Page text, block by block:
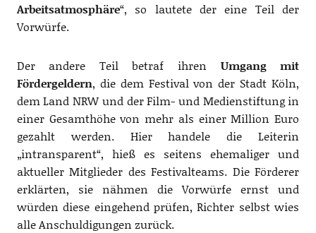
Arbeitsatmosphäre“, so lautete der eine Teil der
Vorwürfe.
Der andere Teil betraf ihren Umgang mit
Fördergeldern, die dem Festival von der Stadt Köln,
dem Land NRW und der Film- und Medienstiftung in
einer Gesamthöhe von mehr als einer Million Euro
gezahlt werden. Hier handele die Leiterin
„intransparent“, hieß es seitens ehemaliger und
aktueller Mitglieder des Festivalteams. Die Förderer
erklärten, sie nähmen die Vorwürfe ernst und
würden diese eingehend prüfen, Richter selbst wies
alle Anschuldigungen zurück.